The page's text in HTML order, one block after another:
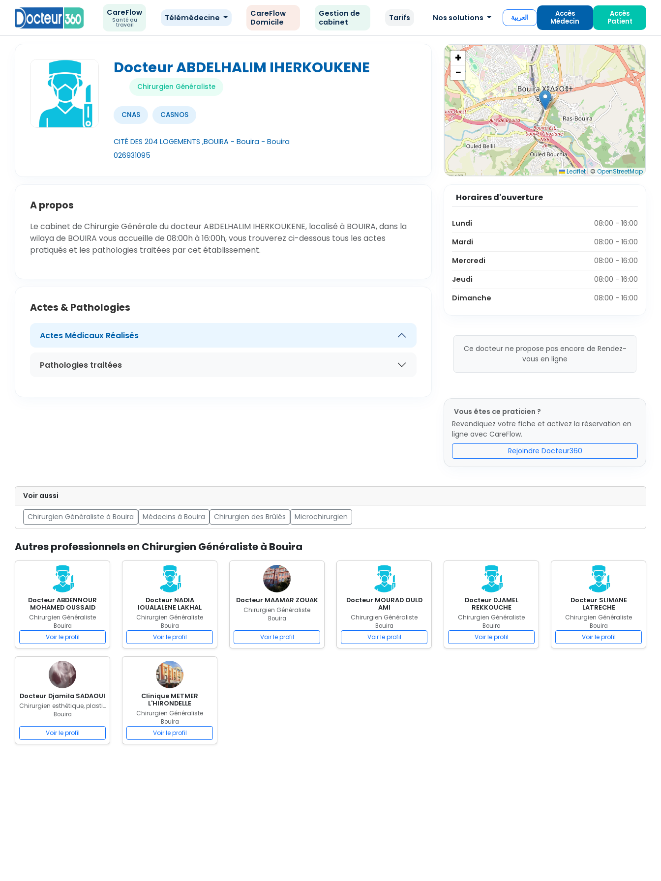
CareFlow
Santé au
travail
Télémédecine
CareFlow
Domicile
Gestion de
cabinet
Tarifs Nos solutions العربية
Accès
Médecin
Accès
Patient
Docteur ABDELHALIM IHERKOUKENE
Chirurgien Généraliste
CNAS CASNOS
CITÉ DES 204 LOGEMENTS ,BOUIRA - Bouira - Bouira
026931095
+
−
Leaflet| © OpenStreetMap
A propos
Le cabinet de Chirurgie Générale du docteur ABDELHALIM IHERKOUKENE, localisé à BOUIRA, dans la
wilaya de BOUIRA vous accueille de 08:00h à 16:00h, vous trouverez ci-dessous tous les actes
pratiqués et les pathologies traitées par cet établissement.
Actes & Pathologies
Actes Médicaux Réalisés
Pathologies traitées
Horaires d'ouverture
Lundi
08:00 - 16:00
Mardi
08:00 - 16:00
Mercredi
08:00 - 16:00
Jeudi
08:00 - 16:00
Dimanche
08:00 - 16:00
Ce docteur ne propose pas encore de Rendez-
vous en ligne
Vous êtes ce praticien ?
Revendiquez votre fiche et activez la réservation en
ligne avec CareFlow.
Rejoindre Docteur360
Voir aussi
Chirurgien Généraliste à Bouira Médecins à Bouira Chirurgien des Brûlés Microchirurgien
Autres professionnels en Chirurgien Généraliste à Bouira
Docteur ABDENNOUR
MOHAMED OUSSAID
Chirurgien Généraliste
Bouira
Voir le profil
Docteur NADIA
IOUALALENE LAKHAL
Chirurgien Généraliste
Bouira
Voir le profil
Docteur MAAMAR ZOUAK
Chirurgien Généraliste
Bouira
Voir le profil
Docteur MOURAD OULD
AMI
Chirurgien Généraliste
Bouira
Voir le profil
Docteur DJAMEL
REKKOUCHE
Chirurgien Généraliste
Bouira
Voir le profil
Docteur SLIMANE
LATRECHE
Chirurgien Généraliste
Bouira
Voir le profil
Docteur Djamila SADAOUI
Chirurgien esthétique, plastique, reconstruction et réparation
Bouira
Voir le profil
Clinique METMER
L'HIRONDELLE
Chirurgien Généraliste
Bouira
Voir le profil